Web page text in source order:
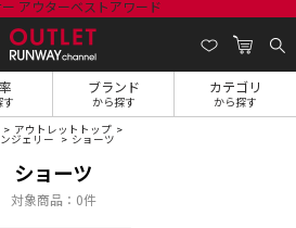
す
ブランド
から探す
カテゴリ
から探す
アウトレットトップ
ジェリー ショーツ
ショーツ
対象商品： 0件